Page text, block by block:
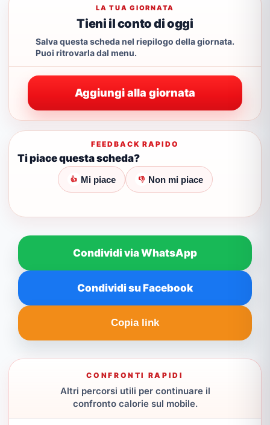
LA TUA GIORNATA
Tieni il conto di oggi
Salva questa scheda nel riepilogo della giornata.
Puoi ritrovarla dal menu.
Aggiungi alla giornata
FEEDBACK RAPIDO
Ti piace questa scheda?
👍 Mi piace 👎 Non mi piace
Condividi via WhatsApp
Condividi su Facebook
Copia link
CONFRONTI RAPIDI
Altri percorsi utili per continuare il
confronto calorie sul mobile.